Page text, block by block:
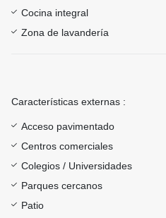
Cocina integral
Zona de lavandería
Características externas :
Acceso pavimentado
Centros comerciales
Colegios / Universidades
Parques cercanos
Patio